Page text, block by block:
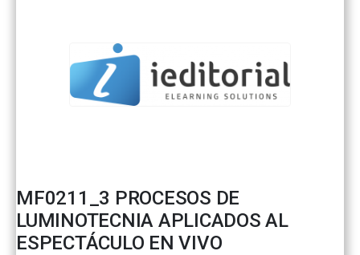
MF0211_3 PROCESOS DE
LUMINOTECNIA APLICADOS AL
ESPECTÁCULO EN VIVO